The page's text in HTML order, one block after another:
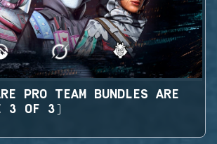
PRO TEAM BUNDLES ARE
3 OF 3)